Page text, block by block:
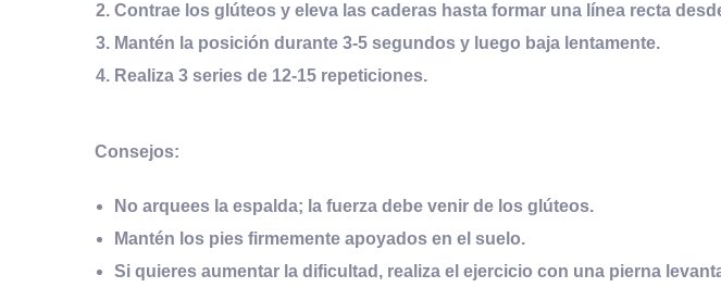
Contrae los glúteos y eleva las caderas hasta formar una línea recta
Mantén la posición durante 3-5 segundos y luego baja lentamente.
Realiza 3 series de 12-15 repeticiones.
Consejos:
No arquees la espalda; la fuerza debe venir de los glúteos.
Mantén los pies firmemente apoyados en el suelo.
Si quieres aumentar la dificultad, realiza el ejercicio con una pierna